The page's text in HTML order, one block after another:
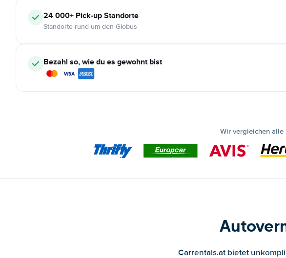
24 000+ Pick-up Standorte
Standorte rund um den Globus
Bezahl so, wie du es gewohnt bist
Wir vergleichen
Carrentals.at bietet